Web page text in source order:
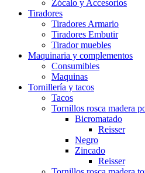
Zócalo y Accesorios
Tiradores
Tiradores Armario
Tiradores Embutir
Tirador muebles
Maquinaria y complementos
Consumibles
Maquinas
Tornillería y tacos
Tacos
Tornillos rosca madera
Bicromatado
Reisser
Negro
Zincado
Reisser